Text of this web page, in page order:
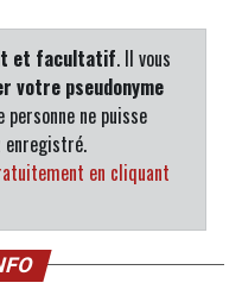
et facultatif. Il vous
votre pseudonyme
ne puisse
enregistré.
en cliquant